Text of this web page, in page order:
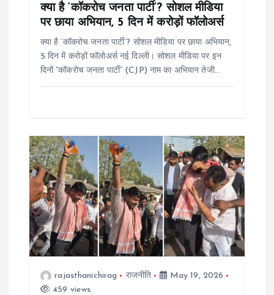
क्या है ‘कॉकरोच जनता पार्टी’? सोशल मीडिया
पर छाया अभियान, 5 दिन में करोड़ों फॉलोअर्स
क्या है ‘कॉकरोच जनता पार्टी’? सोशल मीडिया पर छाया अभियान,
5 दिन में करोड़ों फॉलोअर्स नई दिल्ली। सोशल मीडिया पर इन
दिनों “कॉकरोच जनता पार्टी” (CJP) नाम का अभियान तेजी…
rajasthanichirag राजनीति
May 19, 2026
459 views